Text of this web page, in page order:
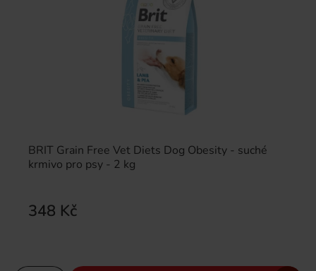
BRIT Grain Free Vet Diets Dog Obesity - suché
krmivo pro psy - 2 kg
348 Kč